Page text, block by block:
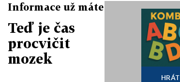
Informace už máte
Teď je čas
procvičit
mozek
HRÁT